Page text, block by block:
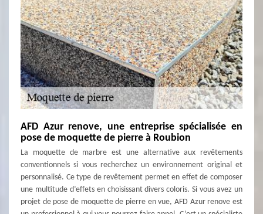
AFD Azur renove, une entreprise spécialisée en
pose de moquette de pierre à Roubion
La moquette de marbre est une alternative aux revêtements
conventionnels si vous recherchez un environnement original et
personnalisé. Ce type de revêtement permet en effet de composer
une multitude d’effets en choisissant divers coloris. Si vous avez un
projet de pose de moquette de pierre en vue, AFD Azur renove est